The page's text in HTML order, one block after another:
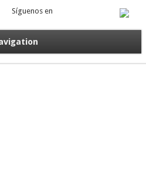
Síguenos en